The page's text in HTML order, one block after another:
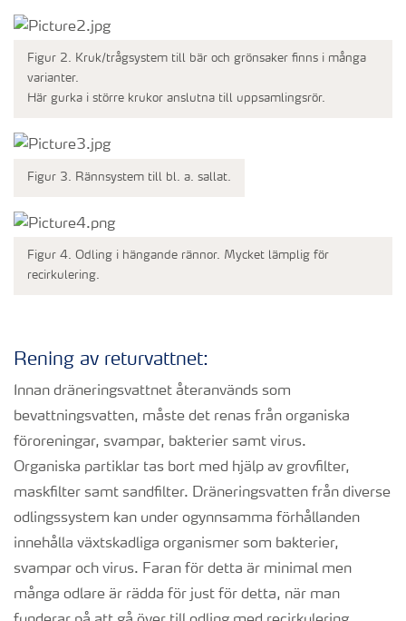
Figur 2. Kruk/trågsystem till bär och grönsaker finns i många
varianter.
Här gurka i större krukor anslutna till uppsamlingsrör.
Figur 3. Rännsystem till bl. a. sallat.
Figur 4. Odling i hängande rännor. Mycket lämplig för
recirkulering.
Rening av returvattnet:
Innan dräneringsvattnet återanvänds som
bevattningsvatten, måste det renas från organiska
föroreningar, svampar, bakterier samt virus.
Organiska partiklar tas bort med hjälp av grovfilter,
maskfilter samt sandfilter. Dräneringsvatten från diverse
odlingssystem kan under ogynnsamma förhållanden
innehålla växtskadliga organismer som bakterier,
svampar och virus. Faran för detta är minimal men
många odlare är rädda för just för detta, när man